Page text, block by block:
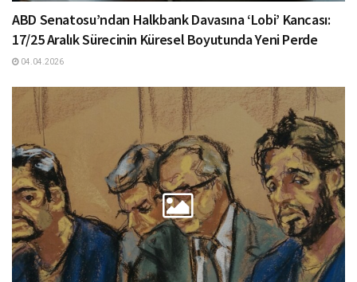
ABD Senatosu’ndan Halkbank Davasına ‘Lobi’ Kancası:
17/25 Aralık Sürecinin Küresel Boyutunda Yeni Perde
04.04.2026